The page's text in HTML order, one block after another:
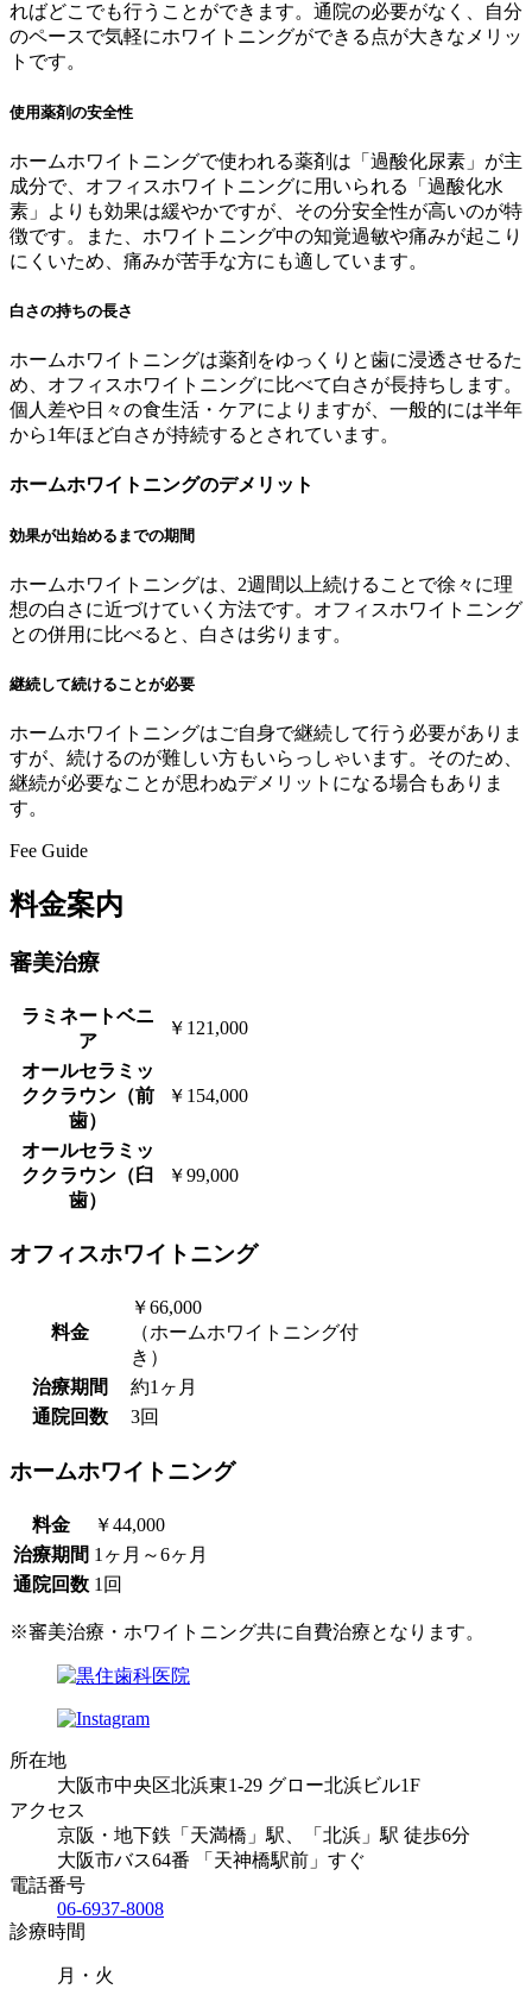
ればどこでも行うことができます。通院の必要がなく、自分
のペースで気軽にホワイトニングができる点が大きなメリッ
トです。
使用薬剤の安全性
ホームホワイトニングで使われる薬剤は「過酸化尿素」が主
成分で、オフィスホワイトニングに用いられる「過酸化水
素」よりも効果は緩やかですが、その分安全性が高いのが特
徴です。また、ホワイトニング中の知覚過敏や痛みが起こり
にくいため、痛みが苦手な方にも適しています。
白さの持ちの長さ
ホームホワイトニングは薬剤をゆっくりと歯に浸透させるた
め、オフィスホワイトニングに比べて白さが長持ちします。
個人差や日々の食生活・ケアによりますが、一般的には半年
から1年ほど白さが持続するとされています。
ホームホワイトニングのデメリット
効果が出始めるまでの期間
ホームホワイトニングは、2週間以上続けることで徐々に理
想の白さに近づけていく方法です。オフィスホワイトニング
との併用に比べると、白さは劣ります。
継続して続けることが必要
ホームホワイトニングはご自身で継続して行う必要がありま
すが、続けるのが難しい方もいらっしゃいます。そのため、
継続が必要なことが思わぬデメリットになる場合もありま
す。
Fee Guide
料金案内
審美治療
ラミネートベニ
ア
￥121,000
オールセラミッ
ククラウン（前
歯）
￥154,000
オールセラミッ
ククラウン（臼
歯）
￥99,000
オフィスホワイトニング
料金
￥66,000
（ホームホワイトニング付
き）
治療期間
約1ヶ月
通院回数
3回
ホームホワイトニング
料金
￥44,000
治療期間 1ヶ月～6ヶ月
通院回数 1回
※審美治療・ホワイトニング共に自費治療となります。
所在地
大阪市中央区北浜東1-29 グロー北浜ビル1F
アクセス
京阪・地下鉄「天満橋」駅、「北浜」駅 徒歩6分
大阪市バス64番 「天神橋駅前」すぐ
電話番号
06-6937-8008
診療時間
月・火